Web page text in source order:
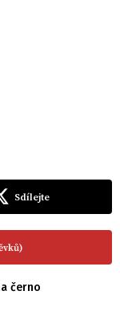
Sdílejte
černo